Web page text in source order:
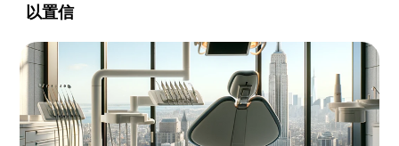
以置信